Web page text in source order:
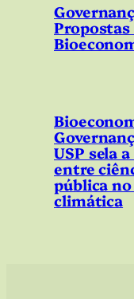
Propostas
USP sela
entre
pública
climática